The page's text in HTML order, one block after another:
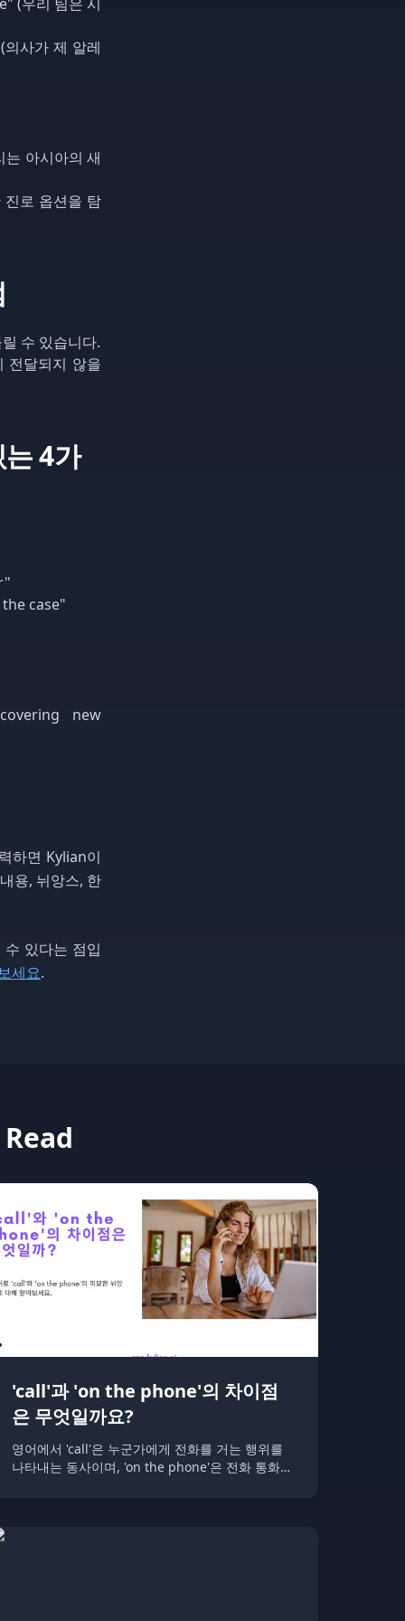
사가 제 알레
아시아의 새
로 옵션을 탐
수 있습니다.
전달되지 않을
4가
case"
new
하면 Kylian이
용, 뉘앙스, 한
있다는 점입
세요.
'call'과 'on the phone'의 차이점
은 무엇일까요?
영어에서 'call'은 누군가에게 전화를 거는 행위를
나타내는 동사이며, 'on the phone'은 전화 통화